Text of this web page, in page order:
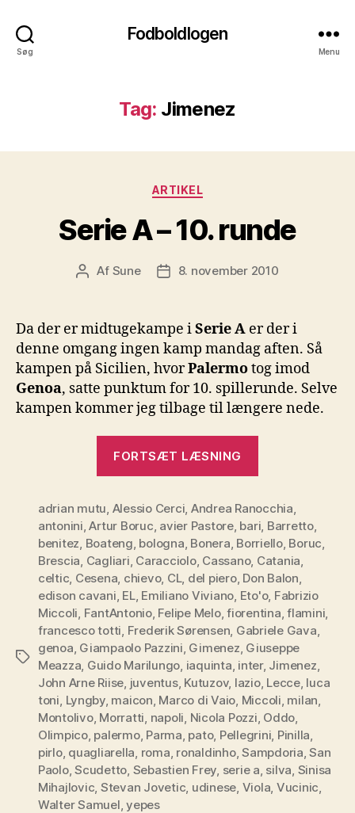
Søg
Fodboldlogen
Menu
Tag: Jimenez
Kategorier
ARTIKEL
Serie A – 10. runde
Indlægsforfatter
Af Sune Indlægsdato
8. november 2010
Da der er midtugekampe iSerie A er der i
denne omgang ingen kamp mandag aften. Så
kampen på Sicilien, hvorPalermotog imod
Genoa, satte punktum for 10. spillerunde. Selve
kampen kommer jeg tilbage til længere nede.
FORTSÆT LÆSNING
10.
runde”
Tags
adrian mutu, Alessio Cerci, Andrea Ranocchia,
antonini,Artur Boruc, avier Pastore, bari, Barretto,
benitez, Boateng, bologna, Bonera, Borriello, Boruc,
Brescia, Cagliari, Caracciolo, Cassano, Catania,
celtic, Cesena, chievo, CL, del piero, Don Balon,
edison cavani, EL, Emiliano Viviano, Eto'o, Fabrizio
Miccoli, FantAntonio, Felipe Melo,fiorentina,flamini,
francesco totti, Frederik Sørensen, Gabriele Gava,
genoa, Giampaolo Pazzini, Gimenez, Giuseppe
Meazza, Guido Marilungo, iaquinta, inter, Jimenez,
John Arne Riise, juventus, Kutuzov, lazio, Lecce, luca
toni, Lyngby, maicon, Marco di Vaio, Miccoli, milan,
Montolivo, Morratti, napoli, Nicola Pozzi, Oddo,
Olimpico, palermo, Parma, pato, Pellegrini, Pinilla,
pirlo, quagliarella, roma, ronaldinho,Sampdoria,San
Paolo,Scudetto, Sebastien Frey, serie a, silva, Sinisa
Mihajlovic, Stevan Jovetic, udinese, Viola, Vucinic,
Walter Samuel,yepes